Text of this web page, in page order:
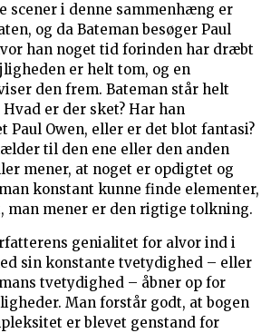
scener i denne sammenhæng er
og da Bateman besøger Paul
han noget tid forinden har dræbt
er helt tom, og en
den frem. Bateman står helt
er der sket? Har han
Paul Owen, eller er det blot fantasi?
til den ene eller den anden
mener, at noget er opdigtet og
konstant kunne finde elementer,
man mener er den rigtige tolkning.
genialitet for alvor ind i
sin konstante tvetydighed – eller
tvetydighed – åbner op for
Man forstår godt, at bogen
er blevet genstand for